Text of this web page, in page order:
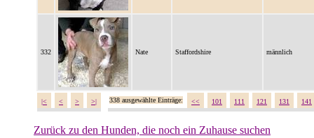
332 Nate Staffordshire männlich
|< < > >| 338 ausgewählte Einträge: << 101 111 121 131 141
Zurück zu den Hunden, die noch ein Zuhause suchen